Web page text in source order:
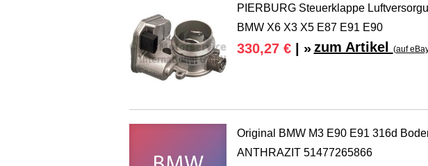
PIERBURG Steuerklappe
BMW X6 X3 X5 E87 E91 E90
330,27 €| » zum Artikel (auf
Original BMW M3 E90 E91 316d
ANTHRAZIT 51477265866